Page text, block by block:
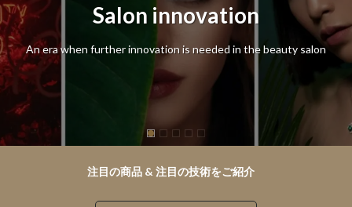
Support assistance
Support for beauty salon prosperity That is our job.
注目の商品 & 注目の技術をご紹介